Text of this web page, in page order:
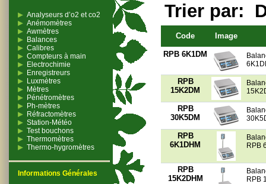
Analyseurs d’o2 et co2
Anémomètres
Awmètres
Balances
Calibres
Compteurs à main
Electrochimie
Enregistreurs
Luxmètres
Mètres
Pénétromètres
Ph-mètres
Réfractomètres
Station-Météo
Test bouchons
Thermomètres
Thermo-hygromètres
Informations Générales
Trier par:
Code Image
RPB 6K1DM
RPB
15K2DM
RPB
30K5DM
RPB
6K1DHM
RPB
RPB
15K2DHM
RPB